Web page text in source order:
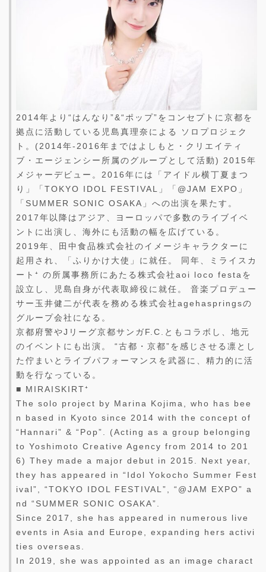
2014年より“はんなり”&“ポップ”をコンセプトに京都を
拠点に活動している児島真理奈による ソロプロジェク
ト。(2014年-2016年まではよしもと・クリエイティ
ブ・エージェンシー所属のグループとして活動) 2015年
メジャーデビュー。2016年には「アイドル横丁夏まつ
り」「TOKYO IDOL FESTIVAL」「@JAM EXPO」
「SUMMER SONIC OSAKA」への出演を果たす。
2017年以降はアジア、ヨーロッパで多数のライブイベ
ントに出演し、海外にも活動の幅を広げている。
2019年、田中食品株式会社のイメージキャラクターに
起用され、「ふりかけ大使」に就任。 同年、ミライスカ
ート⁺ の所属事務所にあたる株式会社aoi loco festaを
設立し、児島自身が代表取締役に就任。 音楽プロデュー
サー玉井健二が代表を務める株式会社agehaspringsの
グループ会社になる。
京都府警やJリーグ京都サンガF.C.ともコラボし、地元
のイベントにも出演。 “古都・京都”を感じさせる凛とし
た佇まいとライブパフォーマンスを武器に、精力的に活
動を行なっている。
■ MIRAISKIRT⁺
The solo project by Marina Kojima, who has bee
n based in Kyoto since 2014 with the concept of
“Hannari” & “Pop”. (Acting as a group belonging
to Yoshimoto Creative Agency from 2014 to 201
6) They made a major debut in 2015. Next year,
they has appeared in “Idol Yokocho Summer Fest
ival”, “TOKYO IDOL FESTIVAL”, “@JAM EXPO” a
nd “SUMMER SONIC OSAKA”.
Since 2017, she has appeared in numerous live
events in Asia and Europe, expanding hers activi
ties overseas.
In 2019, she was appointed as an image charact